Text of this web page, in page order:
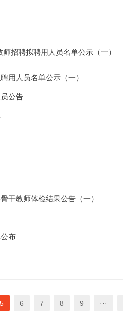
招聘拟聘用人员名单公示（一）
用人员名单公示（一）
公告
干教师体检结果公告（一）
布
5 6 7 8 9 ···